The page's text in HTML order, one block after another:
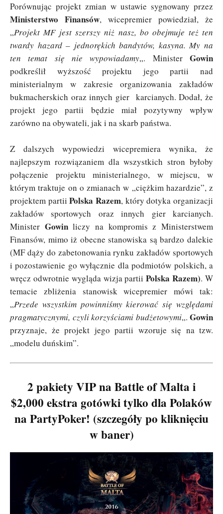
Porównując projekt zmian w ustawie sygnowany przez
Ministerstwo Finansów, wicepremier powiedział, że
„Projekt MF jest szerszy niż nasz, bo obejmuje też ten
twardy hazard – jednorękich bandytów, kasyna. My na
ten temat się nie wypowiadamy„. MinisterGowin
podkreślił wyższość projektu jego partii nad
ministerialnym w zakresie organizowania zakładów
bukmacherskich oraz innych gier karcianych. Dodał, że
projekt jego partii będzie miał pozytywny wpływ
zarówno na obywateli, jak i na skarb państwa.
Z dalszych wypowiedzi wicepremiera wynika, że
najlepszym rozwiązaniem dla wszystkich stron byłoby
połączenie projektu ministerialnego, w miejscu, w
którym traktuje on o zmianach w „ciężkim hazardzie”, z
projektem partiiPolska Razem, który dotyka organizacji
zakładów sportowych oraz innych gier karcianych.
Minister Gowinliczy na kompromis z Ministerstwem
Finansów, mimo iż obecne stanowiska są bardzo dalekie
(MF dąży do zabetonowania rynku zakładów sportowych
i pozostawienie go wyłącznie dla podmiotów polskich, a
wręcz odwrotnie wygląda wizja partiiPolska Razem). W
temacie zbliżenia stanowisk wicepremier mówi tak:
„Przede wszystkim powinniśmy kierować się względami
pragmatycznymi, czyli korzyściami budżetowymi„. Gowin
przyznaje, że projekt jego partii wzoruje się na tzw.
„modelu duńskim”.
2 pakiety VIP na Battle of Malta i
$2,000 ekstra gotówki tylko dla Polaków
na PartyPoker! (szczegóły po kliknięciu
w baner)